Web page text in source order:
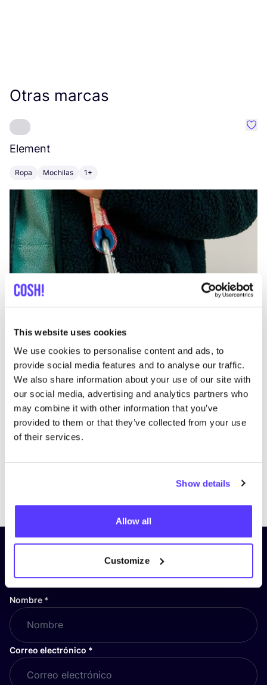
This website uses cookies
We use cookies to personalise content and ads, to
provide social media features and to analyse our traffic.
We also share information about your use of our site with
our social media, advertising and analytics partners who
may combine it with other information that you’ve
provided to them or that they’ve collected from your use
of their services.
Show details
Allow all
Customize
Otras marcas
Element
Ropa Mochilas 1+
PreviousNext
¡Suscríbete a nuestro boletín
y mantente informado!
Nombre *
Correo electrónico *